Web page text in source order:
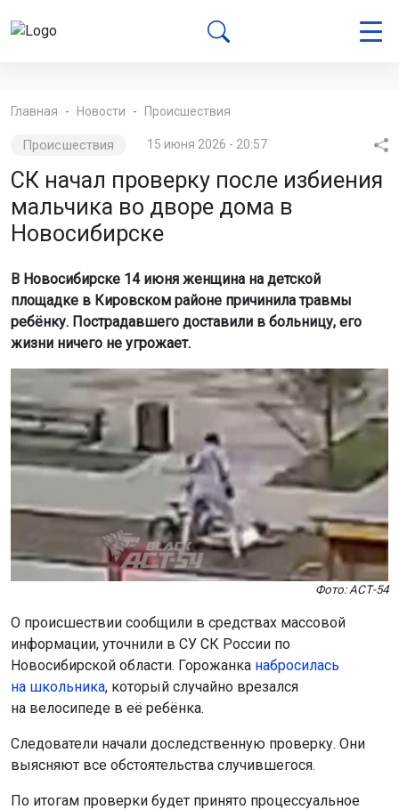
Главная Новости Происшествия
Происшествия 15 июня 2026 - 20:57
СК начал проверку после избиения
мальчика во дворе дома в
Новосибирске
В Новосибирске 14 июня женщина на детской
площадке в Кировском районе причинила травмы
ребёнку. Пострадавшего доставили в больницу, его
жизни ничего не угрожает.
Фото: АСТ-54
О происшествии сообщили в средствах массовой
информации, уточнили в СУ СК России по
Новосибирской области. Горожанка набросилась
на школьника, который случайно врезался
на велосипеде в её ребёнка.
Следователи начали доследственную проверку. Они
выясняют все обстоятельства случившегося.
По итогам проверки будет принято процессуальное